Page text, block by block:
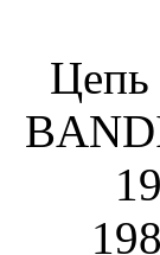
Цепь